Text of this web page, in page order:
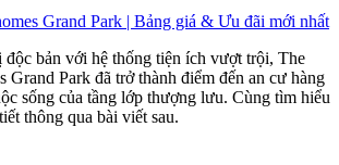
Grand Park | Bảng giá & Ưu đãi mới nhất
độc bản với hệ thống tiện ích vượt trội, The
Grand Park đã trở thành điểm đến an cư hàng
sống của tầng lớp thượng lưu. Cùng tìm hiểu
thông qua bài viết sau.